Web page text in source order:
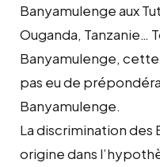
Banyamulenge aux
Ouganda, Tanzanie…
Banyamulenge, cette
pas eu de
Banyamulenge.
La discrimination des
origine dans